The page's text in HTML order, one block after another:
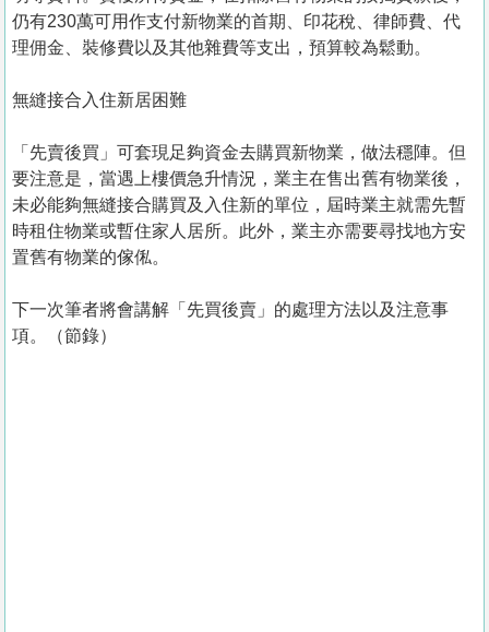
仍有230萬可用作支付新物業的首期、印花稅、律師費、代
理佣金、裝修費以及其他雜費等支出，預算較為鬆動。
無縫接合入住新居困難
「先賣後買」可套現足夠資金去購買新物業，做法穩陣。但
要注意是，當遇上樓價急升情況，業主在售出舊有物業後，
未必能夠無縫接合購買及入住新的單位，屆時業主就需先暫
時租住物業或暫住家人居所。此外，業主亦需要尋找地方安
置舊有物業的傢俬。
下一次筆者將會講解「先買後賣」的處理方法以及注意事
項。（節錄）